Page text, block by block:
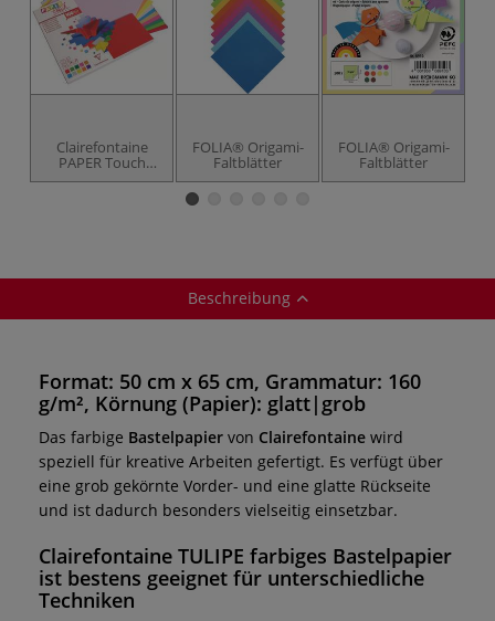
Clairefontaine
PAPER Touch
Origamipapier
FOLIA® Origami-
Faltblätter
FOLIA® Origami-
Faltblätter
Beschreibung
Format: 50 cm x 65 cm, Grammatur: 160
g/m², Körnung (Papier): glatt|grob
Das farbige Bastelpapier von Clairefontaine wird
speziell für kreative Arbeiten gefertigt. Es verfügt über
eine grob gekörnte Vorder- und eine glatte Rückseite
und ist dadurch besonders vielseitig einsetzbar.
Clairefontaine TULIPE farbiges Bastelpapier
ist bestens geeignet für unterschiedliche
Techniken